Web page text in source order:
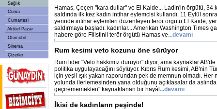
Sağlık
Cuma
Cumartesi
Aktüel Pazar
Otomobil
Sinema
Çizerler
Hamas, Çeçen "kara dullar" ve El Kaide... Ladin'in örgütü, 34
saldırıda ilk kez kadın intihar eylemcisi kullandı. 11 Eylül
yerinde intihar eylemleri düzenleyen terör örgütü El Kaide,
saldırmaya başladı: kadınlar... Amerikan Washington Times
habere göre Filistinli terör örgütü Hamas ve...devamı
Rum kesimi veto kozunu öne sürüyor
Rum lider "Veto hakkımız duruyor" diyor, ama kaynaklar AB'de
politika uygulayacağını söylüyor. Kıbrıs Rum kesimi, AB'nin
için yeşil ışık yakan raporundan pek de memnun olmadı. Her
yolunda ilerlemesinden yana olduğunu açıklasalar da
geçirememekten" kaynaklanan bir hayâl ...devamı
İkisi de kadınların peşinde!